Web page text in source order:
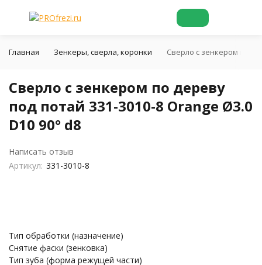
Главная Зенкеры, сверла, коронки Сверло с зенкером по
Сверло с зенкером по дереву
под потай 331-3010-8 Orange Ø3.0
D10 90° d8
Написать отзыв
Артикул: 331-3010-8
Тип обработки (назначение)
Снятие фаски (зенковка)
Тип зуба (форма режущей части)